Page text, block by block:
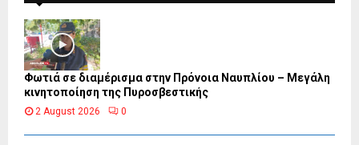
Φωτιά σε διαμέρισμα στην Πρόνοια Ναυπλίου – Μεγάλη
κινητοποίηση της Πυροσβεστικής
2 August 2026 0